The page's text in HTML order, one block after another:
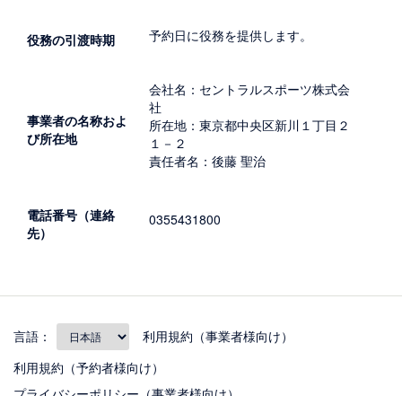
役務の引渡時期 予約日に役務を提供します。
事業者の名称およ
び所在地
会社名：セントラルスポーツ株式会
社
所在地：東京都中央区新川１丁目２
１－２
責任者名：後藤 聖治
電話番号（連絡
先）
0355431800
言語：
利用規約（事業者様向け）
利用規約（予約者様向け）